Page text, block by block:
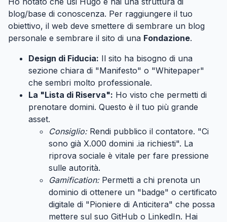
blog/base di conoscenza. Per raggiungere il tuo
obiettivo, il web deve smettere di sembrare un blog
personale e sembrare il sito di una Fondazione.
Design di Fiducia: Il sito ha bisogno di una
sezione chiara di "Manifesto" o "Whitepaper"
che sembri molto professionale.
La "Lista di Riserva": Ho visto che permetti di
prenotare domini. Questo è il tuo più grande
asset.
Consiglio:Rendi pubblico il contatore. "Ci
sono già X.000 domini .ia richiesti". La
riprova sociale è vitale per fare pressione
sulle autorità.
Gamification:Permetti a chi prenota un
dominio di ottenere un "badge" o certificato
digitale di "Pioniere di Anticitera" che possa
mettere sul suo GitHub o LinkedIn. Hai